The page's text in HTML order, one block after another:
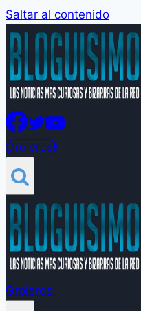
Saltar al contenido
Groleros!
Groleros!